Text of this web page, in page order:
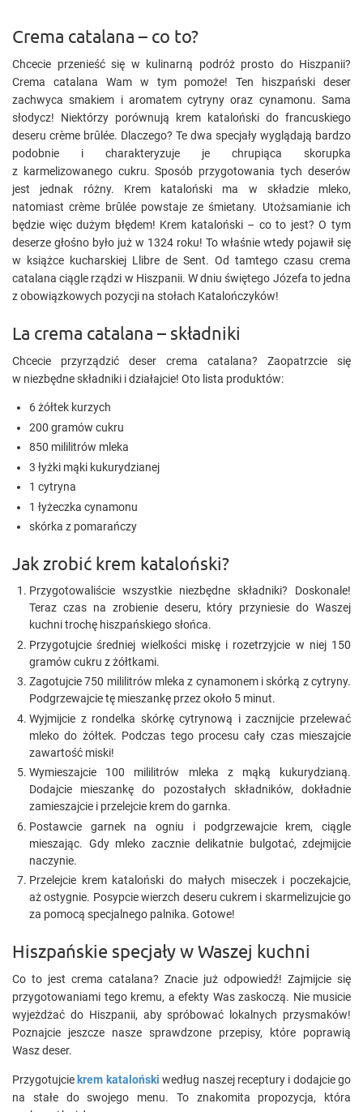
Crema catalana – co to?
Chcecie przenieść się w kulinarną podróż prosto do Hiszpanii?
Crema catalana Wam w tym pomoże! Ten hiszpański deser
zachwyca smakiem i aromatem cytryny oraz cynamonu. Sama
słodycz! Niektórzy porównują krem kataloński do francuskiego
deseru crème brûlée. Dlaczego? Te dwa specjały wyglądają bardzo
podobnie i charakteryzuje je chrupiąca skorupka
z karmelizowanego cukru. Sposób przygotowania tych deserów
jest jednak różny. Krem kataloński ma w składzie mleko,
natomiast crème brûlée powstaje ze śmietany. Utożsamianie ich
będzie więc dużym błędem! Krem kataloński – co to jest? O tym
deserze głośno było już w 1324 roku! To właśnie wtedy pojawił się
w książce kucharskiej Llibre de Sent. Od tamtego czasu crema
catalana ciągle rządzi w Hiszpanii. W dniu świętego Józefa to jedna
z obowiązkowych pozycji na stołach Katalończyków!
La crema catalana – składniki
Chcecie przyrządzić deser crema catalana? Zaopatrzcie się
w niezbędne składniki i działajcie! Oto lista produktów:
6 żółtek kurzych
200 gramów cukru
850 mililitrów mleka
3 łyżki mąki kukurydzianej
1 cytryna
1 łyżeczka cynamonu
skórka z pomarańczy
Jak zrobić krem kataloński?
Przygotowaliście wszystkie niezbędne składniki? Doskonale!
Teraz czas na zrobienie deseru, który przyniesie do Waszej
kuchni trochę hiszpańskiego słońca.
Przygotujcie średniej wielkości miskę i rozetrzyjcie w niej 150
gramów cukru z żółtkami.
Zagotujcie 750 mililitrów mleka z cynamonem i skórką z cytryny.
Podgrzewajcie tę mieszankę przez około 5 minut.
Wyjmijcie z rondelka skórkę cytrynową i zacznijcie przelewać
mleko do żółtek. Podczas tego procesu cały czas mieszajcie
zawartość miski!
Wymieszajcie 100 mililitrów mleka z mąką kukurydzianą.
Dodajcie mieszankę do pozostałych składników, dokładnie
zamieszajcie i przelejcie krem do garnka.
Postawcie garnek na ogniu i podgrzewajcie krem, ciągle
mieszając. Gdy mleko zacznie delikatnie bulgotać, zdejmijcie
naczynie.
Przelejcie krem kataloński do małych miseczek i poczekajcie,
aż ostygnie. Posypcie wierzch deseru cukrem i skarmelizujcie go
za pomocą specjalnego palnika. Gotowe!
Hiszpańskie specjały w Waszej kuchni
Co to jest crema catalana? Znacie już odpowiedź! Zajmijcie się
przygotowaniami tego kremu, a efekty Was zaskoczą. Nie musicie
wyjeżdżać do Hiszpanii, aby spróbować lokalnych przysmaków!
Poznajcie jeszcze nasze sprawdzone przepisy, które poprawią
Wasz deser.
Przygotujcie krem kataloński według naszej receptury i dodajcie go
na stałe do swojego menu. To znakomita propozycja, która